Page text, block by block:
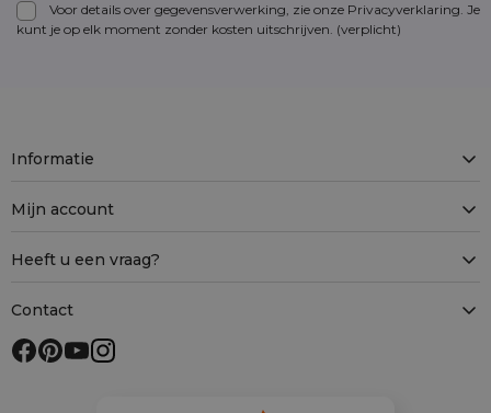
Voor details over gegevensverwerking, zie onze Privacyverklaring. Je
kunt je op elk moment zonder kosten uitschrijven. (verplicht)
Informatie
Mijn account
Heeft u een vraag?
Contact